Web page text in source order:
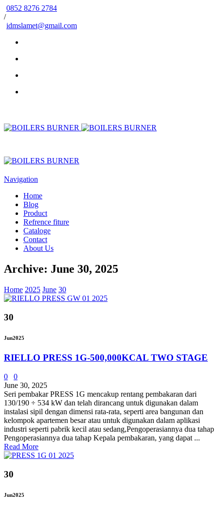
0852 8276 2784
/
idmslamet@gmail.com
Navigation
Home
Blog
Product
Refrence fiture
Cataloge
Contact
About Us
Archive: June 30, 2025
Home 2025 June 30
30
Jun2025
RIELLO PRESS 1G-500,000KCAL TWO STAGE
0
0
June 30, 2025
Seri pembakar PRESS 1G mencakup rentang pembakaran dari
130/190 ÷ 534 kW dan telah dirancang untuk digunakan dalam
instalasi sipil dengan dimensi rata-rata, seperti area bangunan dan
kelompok apartemen besar atau untuk digunakan dalam aplikasi
industri seperti pabrik kecil atau sedang,Pengoperasiannya dua tahap
Pengoperasiannya dua tahap Kepala pembakaran, yang dapat ...
Read More
30
Jun2025